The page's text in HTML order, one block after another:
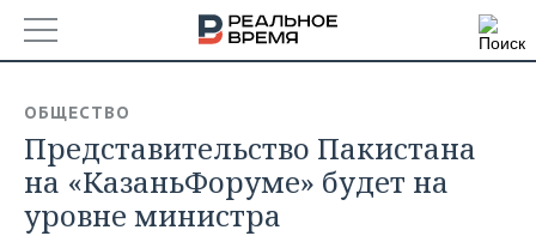
БАШКОРТОСТАН
ТАТАРСТАН
НОВОСТИ
АНАЛИТИКА
ОБЩЕСТВО
Представительство Пакистана
на «КазаньФоруме» будет на
уровне министра